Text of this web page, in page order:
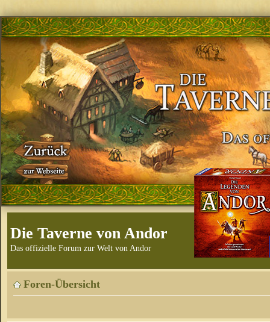
Die Taverne von Andor
Das offizielle Forum zur Welt von Andor
Foren-Übersicht